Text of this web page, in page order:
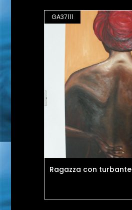
GA37111
Ragazza con turbante